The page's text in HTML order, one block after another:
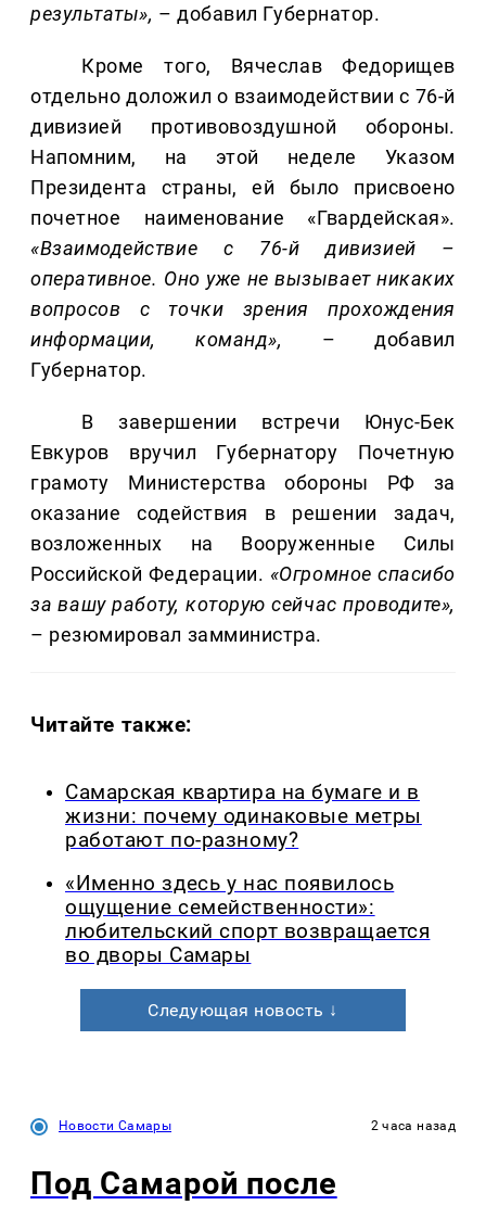
результаты», – добавил Губернатор.
Кроме того, Вячеслав Федорищев
отдельно доложил о взаимодействии с 76-й
дивизией противовоздушной обороны.
Напомним, на этой неделе Указом
Президента страны, ей было присвоено
почетное наименование «Гвардейская».
«Взаимодействие с 76-й дивизией –
оперативное. Оно уже не вызывает никаких
вопросов с точки зрения прохождения
информации, команд»,
– добавил
Губернатор.
В завершении встречи Юнус-Бек
Евкуров вручил Губернатору Почетную
грамоту Министерства обороны РФ за
оказание содействия в решении задач,
возложенных на Вооруженные Силы
Российской Федерации. «Огромное спасибо
за вашу работу, которую сейчас проводите»,
– резюмировал замминистра.
Читайте также:
Самарская квартира на бумаге и в
жизни: почему одинаковые метры
работают по-разному?
«Именно здесь у нас появилось
ощущение семейственности»:
любительский спорт возвращается
во дворы Самары
Следующая новость ↓
Новости Самары 2 часа назад
Под Самарой после